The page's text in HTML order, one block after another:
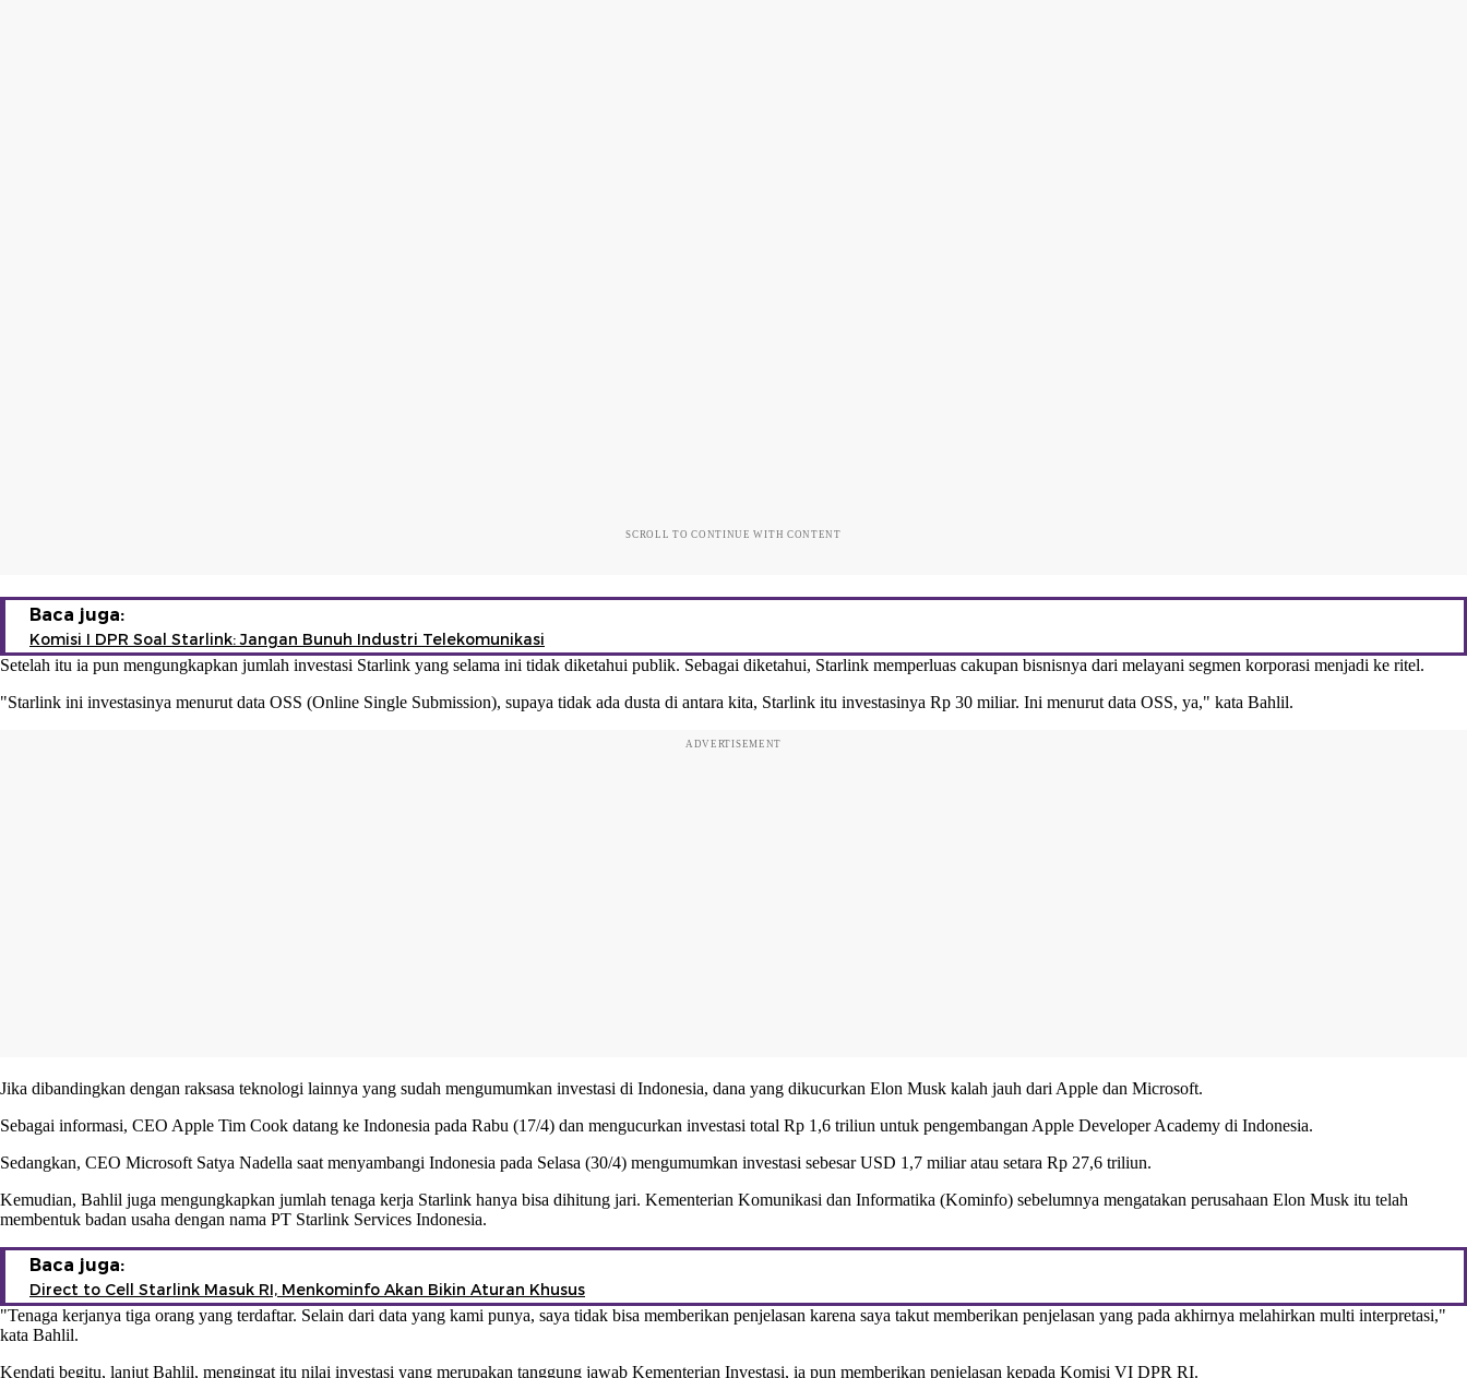
SCROLL TO CONTINUE WITH CONTENT
Baca juga:
Komisi I DPR Soal Starlink: Jangan Bunuh Industri Telekomunikasi
Setelah itu ia pun mengungkapkan jumlah investasi Starlink yang selama ini tidak diketahui publik. Sebagai diketahui, Starlink memperluas cakupan bisnisnya dari melayani segmen korporasi menjadi ke ritel.
"Starlink ini investasinya menurut data OSS (Online Single Submission), supaya tidak ada dusta di antara kita, Starlink itu investasinya Rp 30 miliar. Ini menurut data OSS, ya," kata Bahlil.
ADVERTISEMENT
Jika dibandingkan dengan raksasa teknologi lainnya yang sudah mengumumkan investasi di Indonesia, dana yang dikucurkan Elon Musk kalah jauh dari Apple dan Microsoft.
Sebagai informasi, CEO Apple Tim Cook datang ke Indonesia pada Rabu (17/4) dan mengucurkan investasi total Rp 1,6 triliun untuk pengembangan Apple Developer Academy di Indonesia.
Sedangkan, CEO Microsoft Satya Nadella saat menyambangi Indonesia pada Selasa (30/4) mengumumkan investasi sebesar USD 1,7 miliar atau setara Rp 27,6 triliun.
Kemudian, Bahlil juga mengungkapkan jumlah tenaga kerja Starlink hanya bisa dihitung jari. Kementerian Komunikasi dan Informatika (Kominfo) sebelumnya mengatakan perusahaan Elon Musk itu telah
membentuk badan usaha dengan nama PT Starlink Services Indonesia.
Baca juga:
Direct to Cell Starlink Masuk RI, Menkominfo Akan Bikin Aturan Khusus
"Tenaga kerjanya tiga orang yang terdaftar. Selain dari data yang kami punya, saya tidak bisa memberikan penjelasan karena saya takut memberikan penjelasan yang pada akhirnya melahirkan multi interpretasi,"
kata Bahlil.
Kendati begitu, lanjut Bahlil, mengingat itu nilai investasi yang merupakan tanggung jawab Kementerian Investasi, ia pun memberikan penjelasan kepada Komisi VI DPR RI.